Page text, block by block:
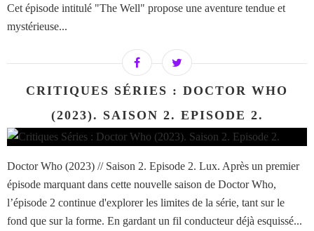
Cet épisode intitulé "The Well" propose une aventure tendue et
mystérieuse...
CRITIQUES SÉRIES : DOCTOR WHO
(2023). SAISON 2. EPISODE 2.
Doctor Who (2023) // Saison 2. Episode 2. Lux. Après un premier
épisode marquant dans cette nouvelle saison de Doctor Who,
l’épisode 2 continue d'explorer les limites de la série, tant sur le
fond que sur la forme. En gardant un fil conducteur déjà esquissé...